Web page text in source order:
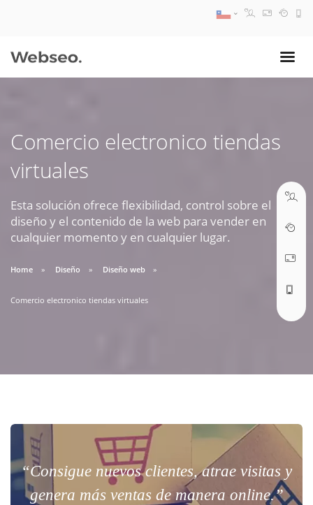
Comercio electronico tiendas
virtuales
Esta solución ofrece flexibilidad, control sobre el
diseño y el contenido de la web para vender en
cualquier momento y en cualquier lugar.
Home Diseño Diseño web
Comercio electronico tiendas virtuales
“Consigue nuevos clientes, atrae visitas y
genera más ventas de manera online.”
09:30 AM A 18:30 PM
ABRIR TICKET